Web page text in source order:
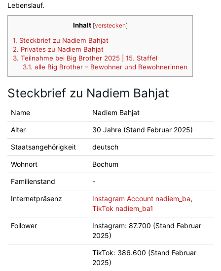
Lebenslauf.
Inhalt [verstecken]
1. Steckbrief zu Nadiem Bahjat
2. Privates zu Nadiem Bahjat
3. Teilnahme bei Big Brother 2025 | 15. Staffel
3.1. alle Big Brother – Bewohner und Bewohnerinnen
Steckbrief zu Nadiem Bahjat
Name Nadiem Bahjat
Alter 30 Jahre (Stand Februar 2025)
Staatsangehörigkeit deutsch
Wohnort Bochum
Familienstand -
Internetpräsenz Instagram Account nadiem_ba,
TikTok nadiem_ba1
Follower
Instagram: 87.700 (Stand Februar
2025)
TikTok: 386.600 (Stand Februar
2025)